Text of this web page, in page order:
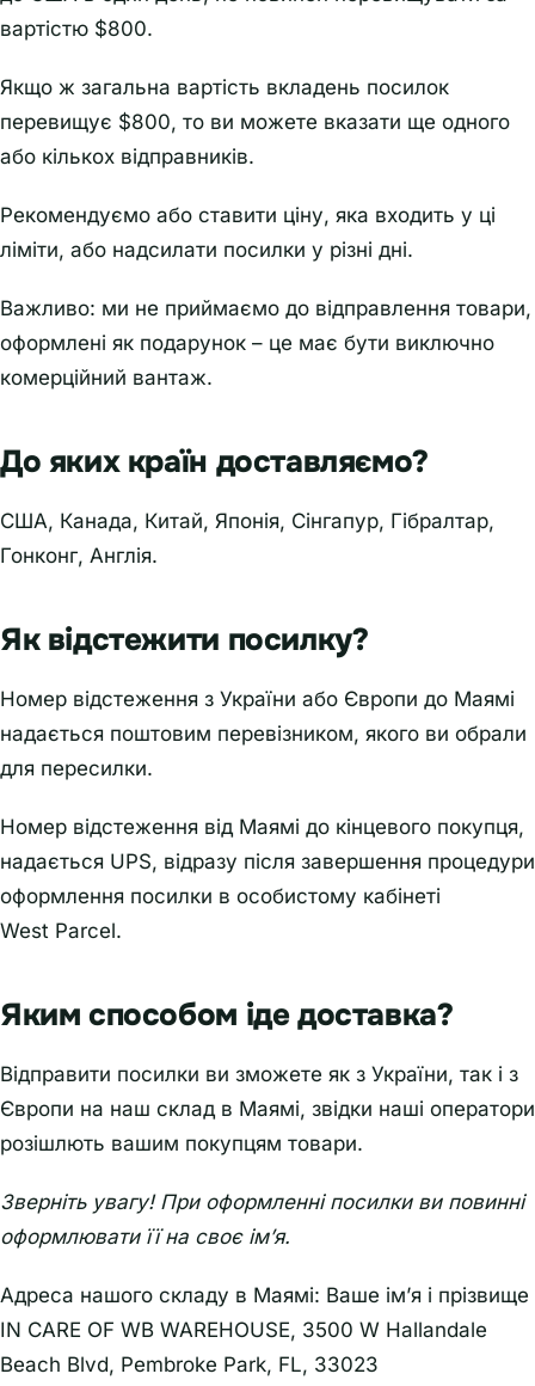
вартістю $800.
Якщо ж загальна вартість вкладень посилок
перевищує $800, то ви можете вказати ще одного
або кількох відправників.
Рекомендуємо або ставити ціну, яка входить у ці
ліміти, або надсилати посилки у різні дні.
Важливо: ми не приймаємо до відправлення товари,
оформлені як подарунок – це має бути виключно
комерційний вантаж.
До яких країн доставляємо?
США, Канада, Китай, Японія, Сінгапур, Гібралтар,
Гонконг, Англія.
Як відстежити посилку?
Номер відстеження з України або Європи до Маямі
надається поштовим перевізником, якого ви обрали
для пересилки.
Номер відстеження від Маямі до кінцевого покупця,
надається UPS, відразу після завершення процедури
оформлення посилки в особистому кабінеті
West Parcel.
Яким способом іде доставка?
Відправити посилки ви зможете як з України, так і з
Європи на наш склад в Маямі, звідки наші оператори
розішлють вашим покупцям товари.
Зверніть увагу! При оформленні посилки ви повинні
оформлювати її на своє ім’я.
Адреса нашого складу в Маямі: Ваше ім’я і прізвище
IN CARE OF WB WAREHOUSE, 3500 W Hallandale
Beach Blvd, Pembroke Park, FL, 33023